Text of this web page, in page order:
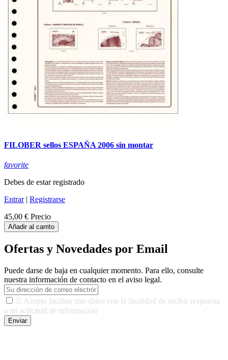
FILOBER sellos ESPAÑA 2006 sin montar
favorite
Debes de estar registrado
Entrar| Registrarse
45,00 € Precio
Añadir al carrito
Ofertas y Novedades por Email
Puede darse de baja en cualquier momento. Para ello, consulte
nuestra información de contacto en el aviso legal.
 Acepto facilitar mis datos con la finalidad de recibir respuesta
a mi solicitud de información
Enviar